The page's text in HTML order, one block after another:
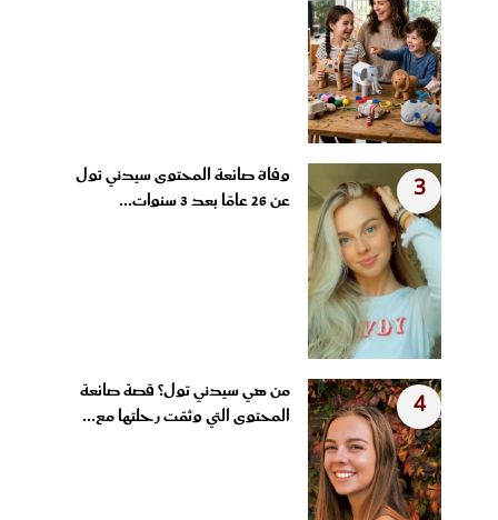
3
وفاة صانعة المحتوى سيدني تول
عن 26 عامًا بعد 3 سنوات...
4
من هي سيدني تول؟ قصة صانعة
المحتوى التي وثقت رحلتها مع...